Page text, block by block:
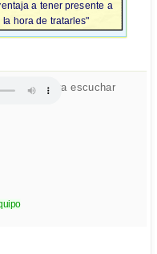
a tener presente a
la hora de tratarles"
Click para escuchar